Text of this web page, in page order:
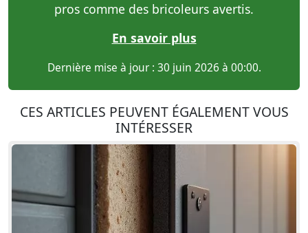
pros comme des bricoleurs avertis.
En savoir plus
Dernière mise à jour : 30 juin 2026 à 00:00.
CES ARTICLES PEUVENT ÉGALEMENT VOUS
INTÉRESSER